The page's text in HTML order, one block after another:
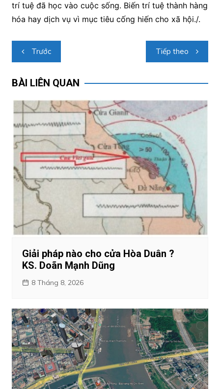
trí tuệ đã học vào cuộc sống. Biến trí tuệ thành hàng
hóa hay dịch vụ vì mục tiêu cống hiến cho xã hội./.
Điều
hướng
bài
Trước Tiếp theo
BÀI LIÊN QUAN
Giải pháp nào cho cửa Hòa Duân ?
KS. Doãn Mạnh Dũng
8 Tháng 8, 2026